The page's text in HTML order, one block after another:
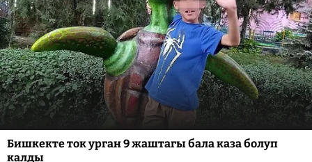
Бишкекте ток урган 9 жаштагы бала каза болуп
калды